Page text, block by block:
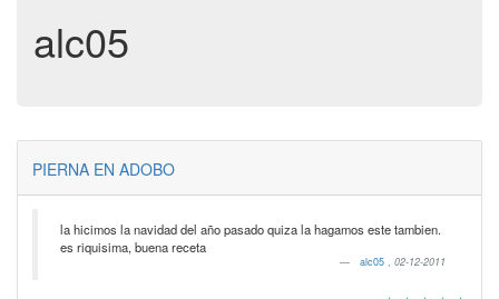
alc05
PIERNA EN ADOBO
la hicimos la navidad del año pasado quiza la hagamos este tambien.
es riquisima, buena receta
alc05 , 02-12-2011